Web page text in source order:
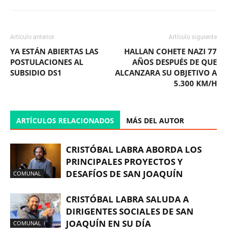
Artículo anterior
YA ESTÁN ABIERTAS LAS
POSTULACIONES AL
SUBSIDIO DS1
Artículo siguiente
HALLAN COHETE NAZI 77
AÑOS DESPUÉS DE QUE
ALCANZARA SU OBJETIVO A
5.300 KM/H
ARTÍCULOS RELACIONADOS MÁS DEL AUTOR
COMUNAL
CRISTÓBAL LABRA ABORDA LOS
PRINCIPALES PROYECTOS Y
DESAFÍOS DE SAN JOAQUÍN
COMUNAL
CRISTÓBAL LABRA SALUDA A
DIRIGENTES SOCIALES DE SAN
JOAQUÍN EN SU DÍA